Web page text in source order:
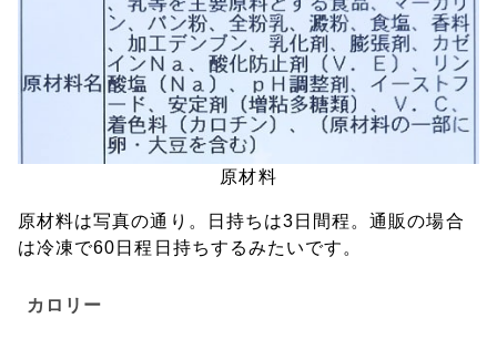
原材料
原材料は写真の通り。日持ちは3日間程。通販の場合
は冷凍で60日程日持ちするみたいです。
カロリー